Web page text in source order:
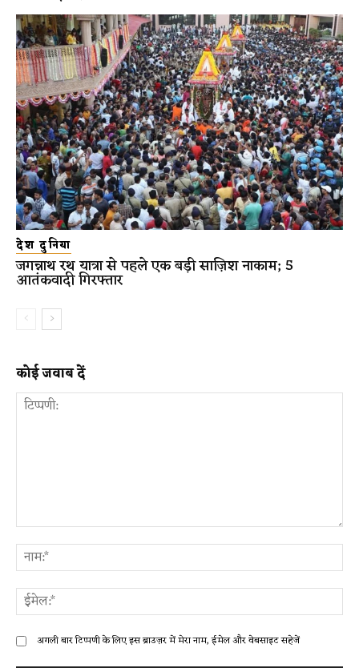
देश दुनिया
जगन्नाथ रथ यात्रा से पहले एक बड़ी साज़िश नाकाम; 5
आतंकवादी गिरफ्तार
कोई जवाब दें
अगली बार टिप्पणी के लिए इस ब्राउज़र में मेरा नाम, ईमेल और वेबसाइट सहेजें